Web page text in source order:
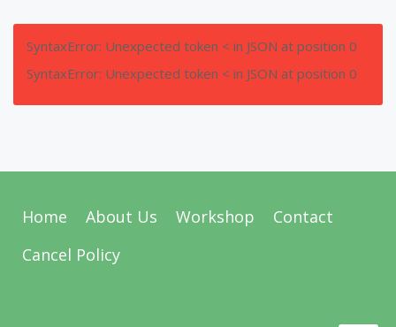
SyntaxError: Unexpected token < in JSON at position 0
SyntaxError: Unexpected token < in JSON at position 0
Home About Us Workshop
Contact
Cancel Policy